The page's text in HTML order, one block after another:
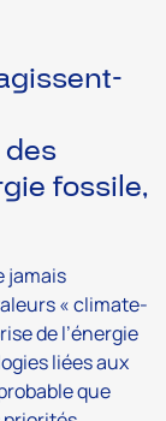
fossile,
jamais
« climate-
de l’énergie
liées aux
que